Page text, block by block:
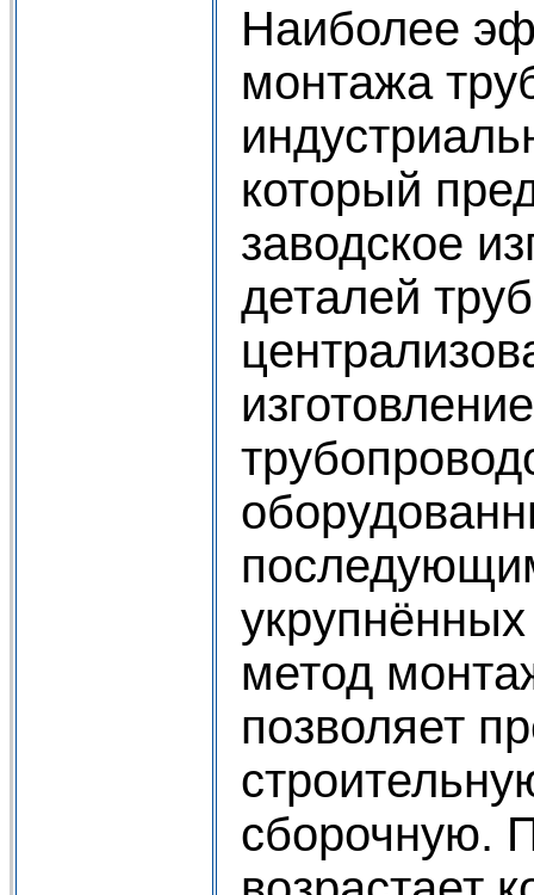
Наиболее
монтажа
который
заводское
деталей
метод
позволяет
сборочную.